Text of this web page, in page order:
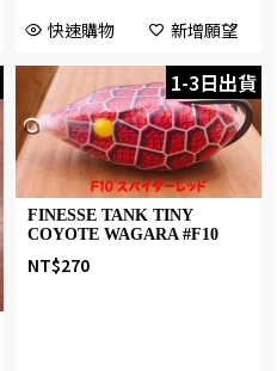
快速購物
新增願望
1-3日出貨
FINESSE TANK TINY
COYOTE WAGARA #F10
NT$270